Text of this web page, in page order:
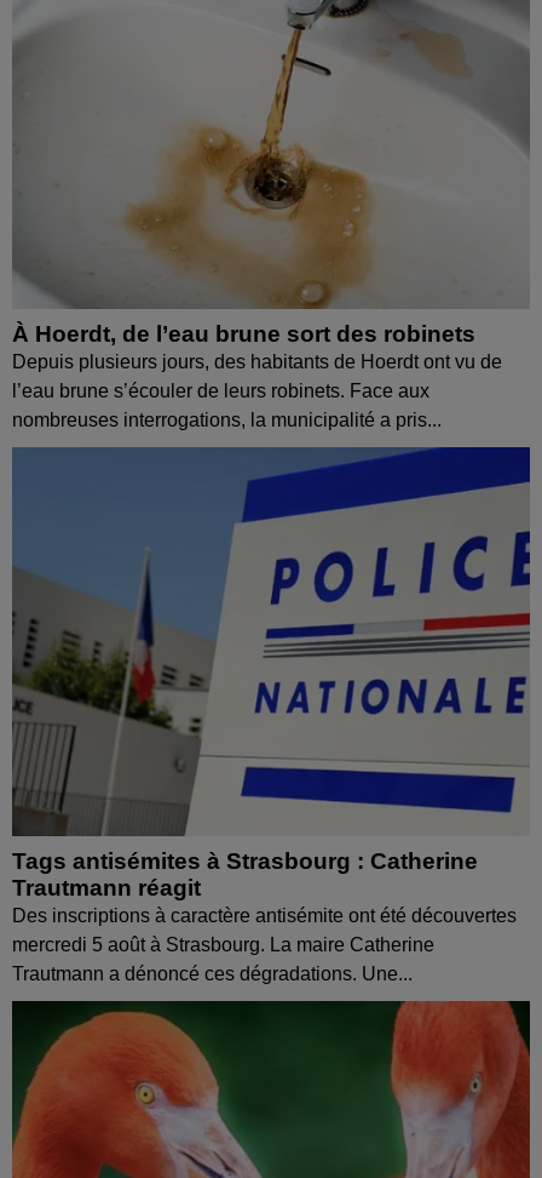
À Hoerdt, de l’eau brune sort des robinets
Depuis plusieurs jours, des habitants de Hoerdt ont vu de
l’eau brune s’écouler de leurs robinets. Face aux
nombreuses interrogations, la municipalité a pris...
Tags antisémites à Strasbourg : Catherine
Trautmann réagit
Des inscriptions à caractère antisémite ont été découvertes
mercredi 5 août à Strasbourg. La maire Catherine
Trautmann a dénoncé ces dégradations. Une...